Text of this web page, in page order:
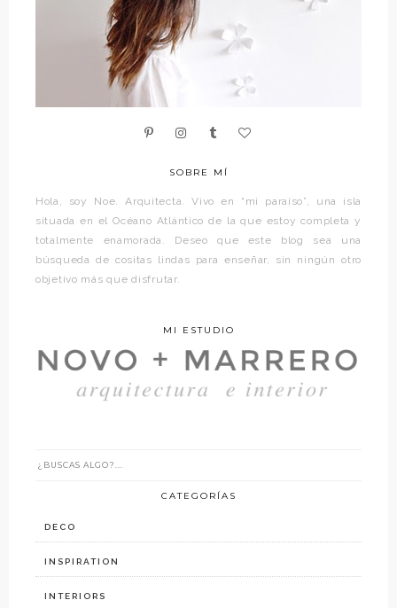
SOBRE MÍ
Hola, soy Noe. Arquitecta. Vivo en “mi paraíso”, una isla
situada en el Océano Atlántico de la que estoy completa y
totalmente enamorada. Deseo que este blog sea una
búsqueda de cositas lindas para enseñar, sin ningún otro
objetivo más que disfrutar.
MI ESTUDIO
CATEGORÍAS
DECO
INSPIRATION
INTERIORS